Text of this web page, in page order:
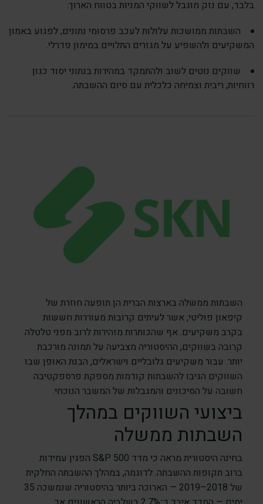
בלבד, עם נזק מוגבל לשווקי המניות בטווח הארוך.
השבתות ממושכות עלולות לעכב פרסומי נתונים, לפגוע באמון
המשקיעים ולהשפיע על מגזרים התלויים במימון פדרלי.
שווקים נוטים לשוב ולהתמקד במהירות בנתוני יסוד כגון
רווחיות, ריבית וצמיחה כלכלית עם סיום ההשבתה.
השבתות ממשלה בארצות הברית הן תופעה חוזרת של
קיפאון פוליטי, אשר לעיתים קרובות מעוררות חששות
בקרב משקיעים. אף שהכותרות מזהירות לרוב מפני טלטלה
קרובה בשווקים, ההיסטוריה מצביעה על תמונה מורכבת
יותר. עבור משקיעים גלובליים וישראלים, הבנת האופן שבו
השווקים הגיבו להשבתות קודמות מספקת פרספקטיבה
חשובה על הסיכונים והמגבלות של המשבר הנוכחי.
ביצועי השווקים במהלך
השבתות ממשלה
בחינה היסטורית מראה כי מדד S&P 500 הפגין עמידות
ברוב תקופות ההשבתה. לדוגמה, במהלך ההשבתה החלקית
של 2018–2019 — הארוכה ביותר בהיסטוריה שנמשכה 35